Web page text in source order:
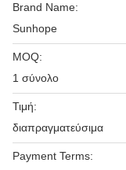
Brand Name:
Sunhope
MOQ:
1 σύνολο
Τιμή:
διαπραγματεύσιμα
Payment Terms: